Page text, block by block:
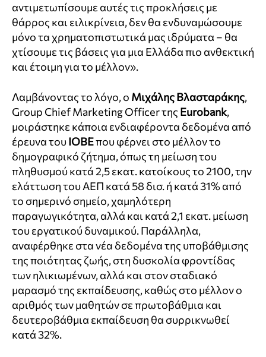
αντιμετωπίσουμε αυτές τις προκλήσεις με
θάρρος και ειλικρίνεια, δεν θα ενδυναμώσουμε
μόνο τα χρηματοπιστωτικά μας ιδρύματα – θα
χτίσουμε τις βάσεις για μια Ελλάδα πιο ανθεκτική
και έτοιμη για το μέλλον».
Λαμβάνοντας το λόγο, ο Μιχάλης Βλασταράκης,
Group Chief Marketing Officer της Eurobank,
μοιράστηκε κάποια ενδιαφέροντα δεδομένα από
έρευνα τουΙΟΒΕπου φέρνει στο μέλλον το
δημογραφικό ζήτημα, όπως τη μείωση του
πληθυσμού κατά 2,5 εκατ. κατοίκους το 2100, την
ελάττωση του ΑΕΠ κατά 58 δισ. ή κατά 31% από
το σημερινό σημείο, χαμηλότερη
παραγωγικότητα, αλλά και κατά 2,1 εκατ. μείωση
του εργατικού δυναμικού. Παράλληλα,
αναφέρθηκε στα νέα δεδομένα της υποβάθμισης
της ποιότητας ζωής, στη δυσκολία φροντίδας
των ηλικιωμένων, αλλά και στον σταδιακό
μαρασμό της εκπαίδευσης, καθώς στο μέλλον ο
αριθμός των μαθητών σε πρωτοβάθμια και
δευτεροβάθμια εκπαίδευση θα συρρικνωθεί
κατά 32%.